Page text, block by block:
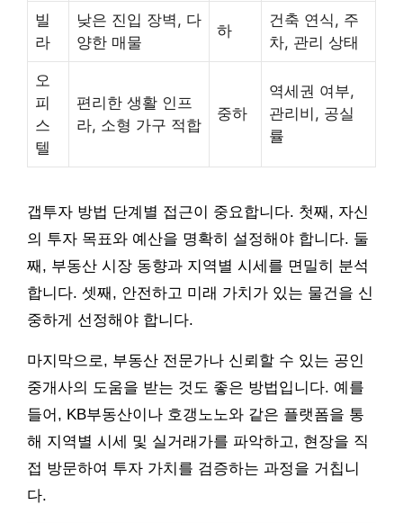
빌
라
낮은 진입 장벽, 다
양한 매물
하
건축 연식, 주
차, 관리 상태
오
피
스
텔
편리한 생활 인프
라, 소형 가구 적합
중하
역세권 여부,
관리비, 공실
률
갭투자 방법 단계별 접근이 중요합니다. 첫째, 자신
의 투자 목표와 예산을 명확히 설정해야 합니다. 둘
째, 부동산 시장 동향과 지역별 시세를 면밀히 분석
합니다. 셋째, 안전하고 미래 가치가 있는 물건을 신
중하게 선정해야 합니다.
마지막으로, 부동산 전문가나 신뢰할 수 있는 공인
중개사의 도움을 받는 것도 좋은 방법입니다. 예를
들어, KB부동산이나 호갱노노와 같은 플랫폼을 통
해 지역별 시세 및 실거래가를 파악하고, 현장을 직
접 방문하여 투자 가치를 검증하는 과정을 거칩니
다.